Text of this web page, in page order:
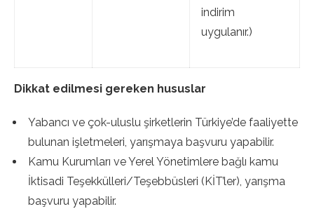
indirim
uygulanır.)
Dikkat edilmesi gereken hususlar
Yabancı ve çok-uluslu şirketlerin Türkiye’de faaliyette
bulunan işletmeleri, yarışmaya başvuru yapabilir.
Kamu Kurumları ve Yerel Yönetimlere bağlı kamu
İktisadi Teşekkülleri/Teşebbüsleri (KİT’ler), yarışma
başvuru yapabilir.